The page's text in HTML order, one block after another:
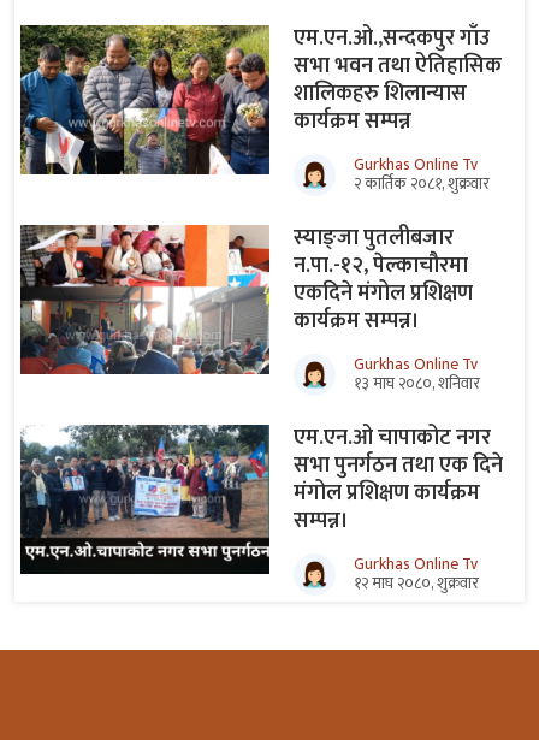
एम.एन.ओ.,सन्दकपुर गाँउ
सभा भवन तथा ऐतिहासिक
शालिकहरु शिलान्यास
कार्यक्रम सम्पन्न
Gurkhas Online Tv
२ कार्तिक २०८१, शुक्रवार
स्याङ्जा पुतलीबजार
न.पा.-१२, पेल्काचौरमा
एकदिने मंगोल प्रशिक्षण
कार्यक्रम सम्पन्न।
Gurkhas Online Tv
१३ माघ २०८०, शनिवार
एम.एन.ओ चापाकोट नगर
सभा पुनर्गठन तथा एक दिने
मंगोल प्रशिक्षण कार्यक्रम
सम्पन्न।
Gurkhas Online Tv
१२ माघ २०८०, शुक्रवार